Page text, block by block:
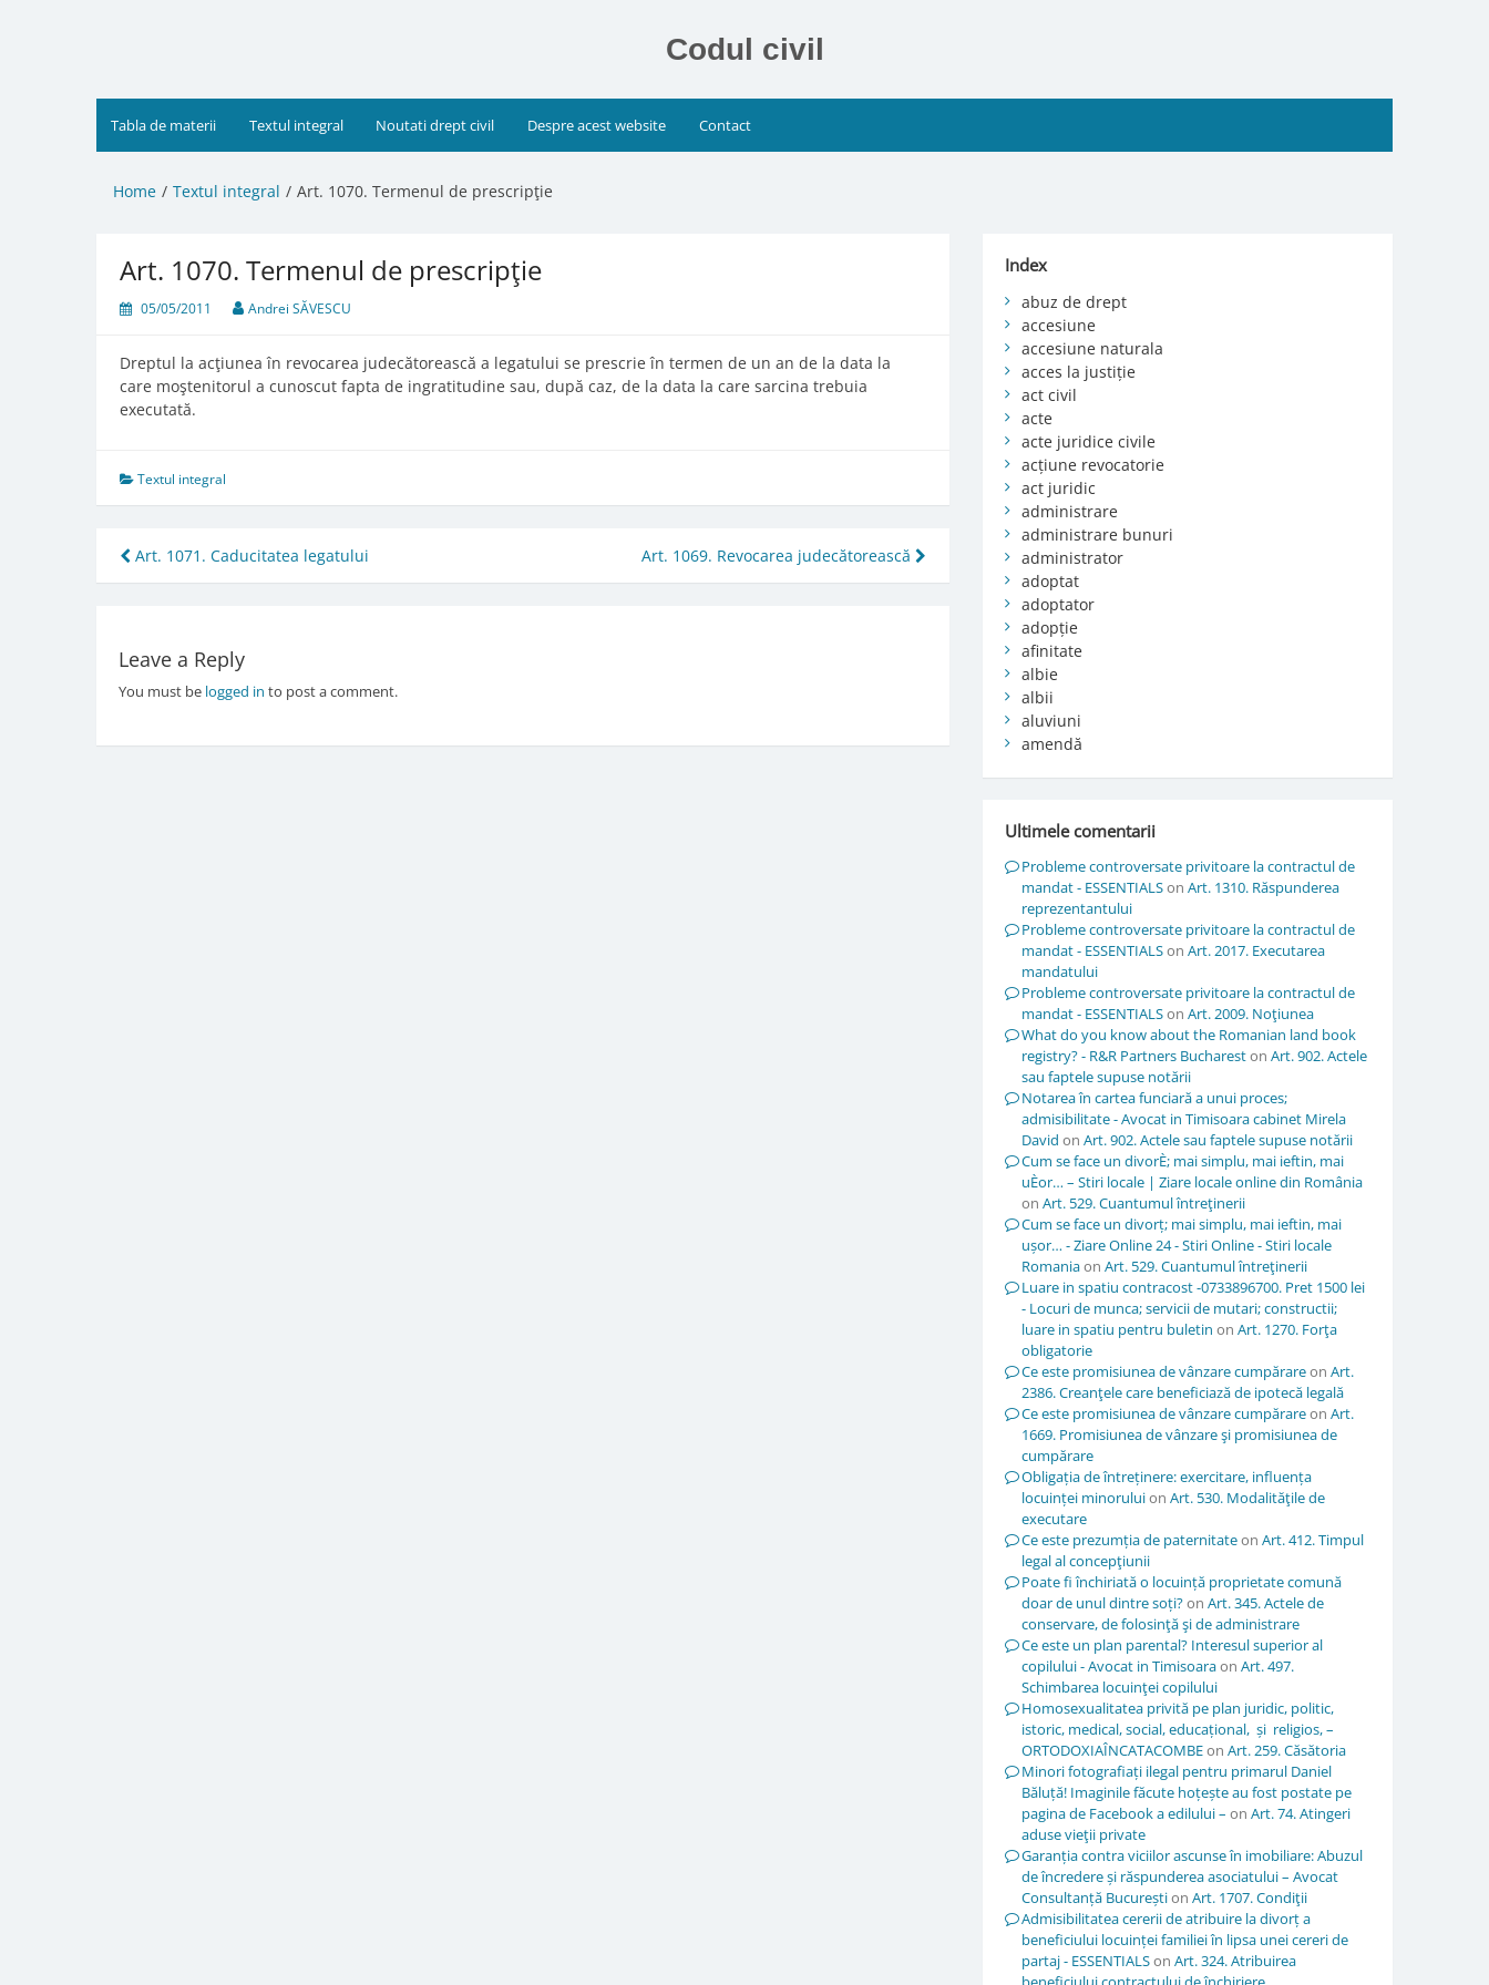
Codul civil
Tabla de materii Textul integral Noutati drept civil Despre acest website Contact
Home Textul integral Art. 1070. Termenul de prescripţie
Art. 1070. Termenul de prescripţie
05/05/2011 Andrei SĂVESCU
Dreptul la acţiunea în revocarea judecătorească a legatului se prescrie în termen de un an de la data la
care moştenitorul a cunoscut fapta de ingratitudine sau, după caz, de la data la care sarcina trebuia
executată.
Textul integral
Post
navigation
Art. 1071. Caducitatea legatului Art. 1069. Revocarea judecătorească
Leave a Reply
You must be logged in to post a comment.
Index
abuz de drept
accesiune
accesiune naturala
acces la justiție
act civil
acte
acte juridice civile
acțiune revocatorie
act juridic
administrare
administrare bunuri
administrator
adoptat
adoptator
adopție
afinitate
albie
albii
aluviuni
amendă
Ultimele comentarii
Probleme controversate privitoare la contractul de
mandat - ESSENTIALSon Art. 1310. Răspunderea
reprezentantului
Probleme controversate privitoare la contractul de
mandat - ESSENTIALSon Art. 2017. Executarea
mandatului
Probleme controversate privitoare la contractul de
mandat - ESSENTIALSon Art. 2009. Noţiunea
What do you know about the Romanian land book
registry? - R&R Partners Buchareston Art. 902. Actele
sau faptele supuse notării
Notarea în cartea funciară a unui proces;
admisibilitate - Avocat in Timisoara cabinet Mirela
David on Art. 902. Actele sau faptele supuse notării
Cum se face un divorÈ; mai simplu, mai ieftin, mai
uÈor… – Stiri locale | Ziare locale online din România
on Art. 529. Cuantumul întreţinerii
Cum se face un divorț; mai simplu, mai ieftin, mai
ușor… - Ziare Online 24 - Stiri Online - Stiri locale
Romaniaon Art. 529. Cuantumul întreţinerii
Luare in spatiu contracost -0733896700. Pret 1500 lei
- Locuri de munca; servicii de mutari; constructii;
luare in spatiu pentru buletin on Art. 1270. Forţa
obligatorie
Ce este promisiunea de vânzare cumpărareon Art.
2386. Creanţele care beneficiază de ipotecă legală
Ce este promisiunea de vânzare cumpărareon Art.
1669. Promisiunea de vânzare şi promisiunea de
cumpărare
Obligația de întreținere: exercitare, influența
locuinței minoruluion Art. 530. Modalităţile de
executare
Ce este prezumția de paternitateon Art. 412. Timpul
legal al concepţiunii
Poate fi închiriată o locuință proprietate comună
doar de unul dintre soți?on Art. 345. Actele de
conservare, de folosinţă şi de administrare
Ce este un plan parental? Interesul superior al
copilului - Avocat in Timisoaraon Art. 497.
Schimbarea locuinţei copilului
Homosexualitatea privită pe plan juridic, politic,
istoric, medical, social, educațional, și religios, –
ORTODOXIAÎNCATACOMBEon Art. 259. Căsătoria
Minori fotografiați ilegal pentru primarul Daniel
Băluță! Imaginile făcute hoțește au fost postate pe
pagina de Facebook a edilului – on Art. 74. Atingeri
aduse vieţii private
Garanția contra viciilor ascunse în imobiliare: Abuzul
de încredere și răspunderea asociatului – Avocat
Consultanță Bucureștion Art. 1707. Condiţii
Admisibilitatea cererii de atribuire la divorț a
beneficiului locuinței familiei în lipsa unei cereri de
partaj - ESSENTIALSon Art. 324. Atribuirea